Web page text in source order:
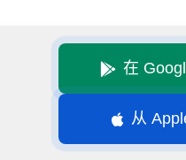
在
从